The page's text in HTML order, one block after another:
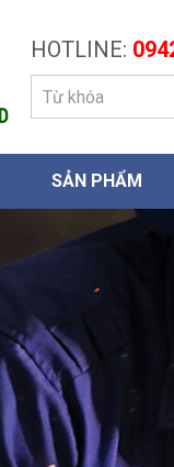
HOTLINE:
SẢN PHẨM